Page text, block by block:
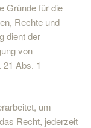
Gründe für die
Rechte und
dient der
von
Abs. 1
um
Recht, jederzeit